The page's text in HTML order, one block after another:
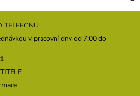
TELEFONU
v pracovní dny od 7:00 do